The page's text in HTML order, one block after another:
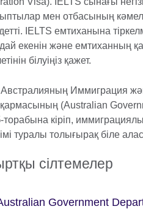
мен отбасының
IELTS емтиханына
екенін және емтиханның
білуіңіз қажет.
Австралияның Иммиграция
(Australian
торабына кіріп,
туралы толығырақ біле
сілтемелер
Government